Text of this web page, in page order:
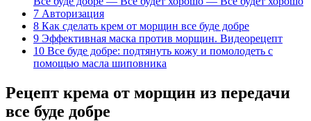
7 Авторизация
8 Как сделать крем от морщин все буде добре
9 Эффективная маска против морщин. Видеорецепт
10 Все буде добре: подтянуть кожу и помолодеть с
помощью масла шиповника
Рецепт крема от морщин из передачи
все буде добре